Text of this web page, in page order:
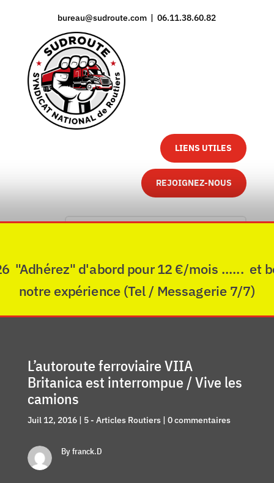
bureau@sudroute.com | 06.11.38.60.82
LIENS UTILES
REJOIGNEZ-NOUS
d'abord pour 12 €/mois ...... et
notre expérience (Tel / Messagerie 7/7)
L’autoroute ferroviaire VIIA
Britanica est interrompue / Vive les
camions
Juil 12, 2016| 5 - Articles Routiers| 0 commentaires
By franck.D